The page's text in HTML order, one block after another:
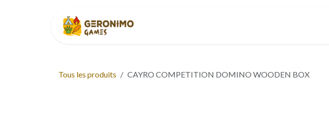
Tous les produits CAYRO COMPETITION DOMINO WOODEN BOX